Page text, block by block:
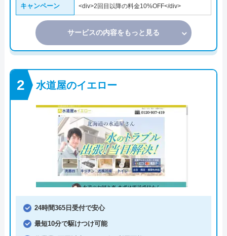
キャンペーン <div>2回目以降の料金10%OFF</div>
サービスの内容をもっと見る
水道屋のイエロー
24時間365日受付で安心
最短10分で駆けつけ可能